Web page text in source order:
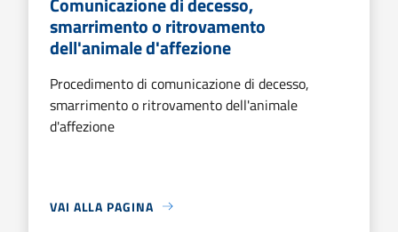
smarrimento o ritrovamento
dell'animale d'affezione
Procedimento di comunicazione di decesso,
smarrimento o ritrovamento dell'animale
d'affezione
VAI ALLA PAGINA